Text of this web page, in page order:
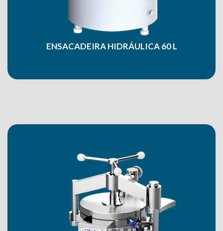
ENSACADEIRA HIDRÁULICA 60 L